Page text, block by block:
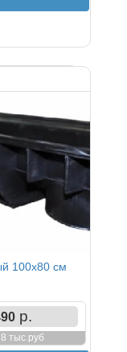
100х80 см
р.
тыс.руб